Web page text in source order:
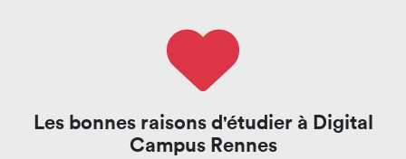
Les bonnes raisons d'étudier à Digital
Campus Rennes